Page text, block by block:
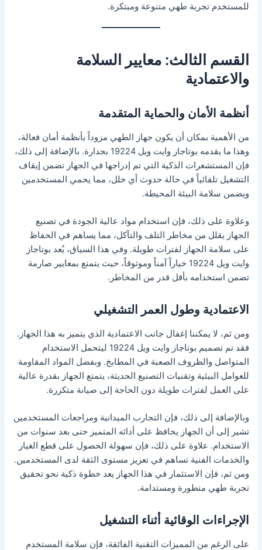
للمستخدم تجربة طهي متنوعة ومبتكرة.
القسم الثالث: معايير السلامة
والاعتمادية
أنظمة الأمان والحماية المتقدمة
من الأهمية بمكان أن يكون جهاز الطهي مزوداً بأنظمة أمان فعالة،
وهذا ما يقدمه بوتاجاز وايت ويل 19224 بجدارة. بالإضافة إلى ذلك،
فإن المستشعرات الذكية التي تم إدراجها في الجهاز تضمن إيقاف
التشغيل تلقائياً في حالة حدوث أي خلل، مما يحمي المستخدمين
ويضمن سلامة البيئة المحيطة.
وعلاوة على ذلك، فإن استخدام مواد عالية الجودة في تصنيع
الجهاز يقلل من مخاطر التلف والتآكل، مما يساهم في الحفاظ
على سلامة الجهاز لفترات طويلة. وفي هذا السياق، يُعد بوتاجاز
وايت ويل 19224 خياراً آمناً وموثوقاً، حيث يتمتع بمعايير صارمة
تضمن استخدامه بأقل قدر من المخاطر.
الاعتمادية وطول العمر التشغيلي
ومن ثم، لا يمكننا إغفال جانب الاعتمادية الذي يتميز به هذا الجهاز.
فقد تم تصميم بوتاجاز وايت ويل 19224 ليتحمل الاستخدام
المتواصل والظروف الصعبة في المطابخ. وبفضل المواد المقاومة
للعوامل البيئية وتقنيات التصنيع الحديثة، يتمتع الجهاز بقدرة عالية
على العمل لفترات طويلة دون الحاجة إلى صيانة متكررة.
وبالإضافة إلى ذلك، فإن التجارب الميدانية ومراجعات المستخدمين
تشير إلى أن الجهاز يحافظ على أدائه المتميز حتى بعد سنوات من
الاستخدام. علاوة على ذلك، فإن سهولة الحصول على قطع الغيار
والخدمات الفنية تساهم في تعزيز مستوى الثقة لدى المستخدمين.
ومن ثم، فإن الاستثمار في هذا الجهاز يعد خطوة ذكية نحو تحقيق
تجربة طهي متطورة ومستدامة.
الإجراءات الوقائية أثناء التشغيل
على الرغم من المميزات التقنية الفائقة، فإن سلامة المستخدم